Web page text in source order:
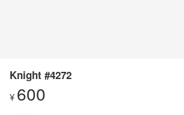
Knight #4272
¥ 600